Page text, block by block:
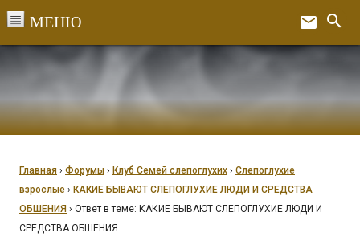
email search
Главная › Форумы › Клуб Семей слепоглухих › Слепоглухие
взрослые › КАКИЕ БЫВАЮТ СЛЕПОГЛУХИЕ ЛЮДИ И СРЕДСТВА
ОБШЕНИЯ › Ответ в теме: КАКИЕ БЫВАЮТ СЛЕПОГЛУХИЕ ЛЮДИ И
СРЕДСТВА ОБШЕНИЯ